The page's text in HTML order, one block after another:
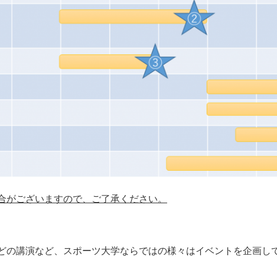
ございますので、ご了承ください。
講演など、スポーツ大学ならではの様々はイベントを企画し